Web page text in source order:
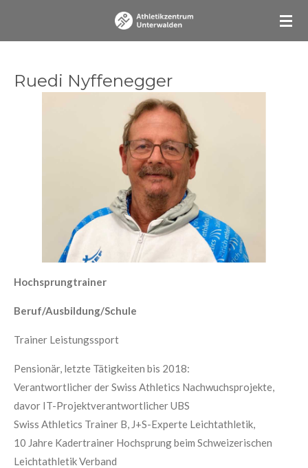
Ruedi Nyffenegger
Hochsprungtrainer
Beruf/Ausbildung/Schule
Trainer Leistungssport
Pensionär, letzte Tätigkeiten bis 2018:
Verantwortlicher der Swiss Athletics Nachwuchsprojekte,
davor IT-Projektverantwortlicher UBS
Swiss Athletics Trainer B, J+S-Experte Leichtathletik,
10 Jahre Kadertrainer Hochsprung beim Schweizerischen
Leichtathletik Verband